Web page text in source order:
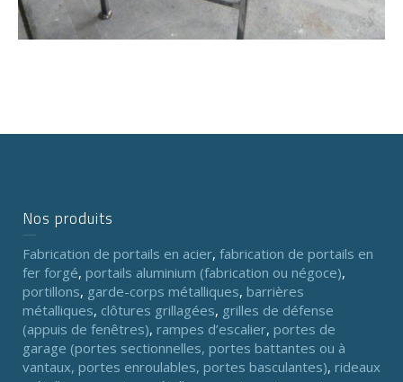
Nos produits
Fabrication de portails en acier, fabrication de portails en
fer forgé, portails aluminium (fabrication ou négoce),
portillons, garde-corps métalliques, barrières
métalliques, clôtures grillagées, grilles de défense
(appuis de fenêtres), rampes d’escalier, portes de
garage (portes sectionnelles, portes battantes ou à
vantaux, portes enroulables, portes basculantes), rideaux